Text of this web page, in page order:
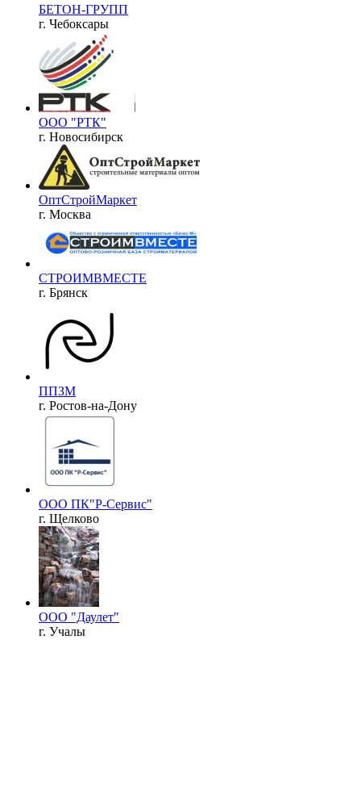
БЕТОН-ГРУПП
г. Чебоксары
ООО "РТК"
г. Новосибирск
ОптСтройМаркет
г. Москва
СТРОИМВМЕСТЕ
г. Брянск
ППЗМ
г. Ростов-на-Дону
ООО ПК"Р-Сервис"
г. Щелково
ООО "Даулет"
г. Учалы